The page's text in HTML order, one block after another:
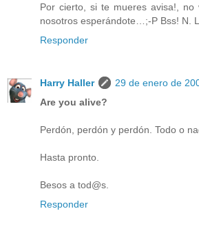
Por cierto, si te mueres avisa!,
nosotros esperándote…;-P Bss! N.
Responder
Harry Haller
29 de enero de
Are you alive?
Perdón, perdón y perdón. Todo o
Hasta pronto.
Besos a tod@s.
Responder